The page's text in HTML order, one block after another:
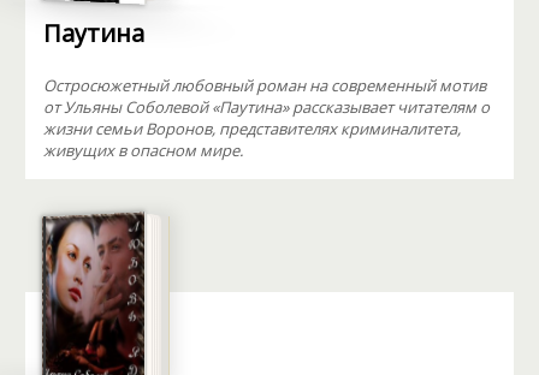
Паутина
Остросюжетный любовный роман на современный мотив
от Ульяны Соболевой «Паутина» рассказывает читателям о
жизни семьи Воронов, представителях криминалитета,
живущих в опасном мире.